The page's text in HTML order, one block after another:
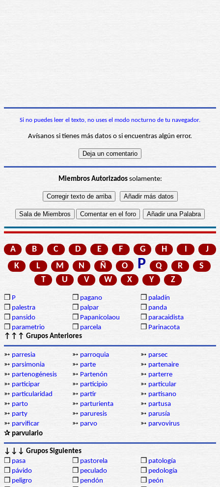
Si no puedes leer el texto, no uses el modo nocturno de tu navegador.
Avísanos si tienes más datos o si encuentras algún error.
Miembros Autorizadossolamente:
A B C D E F G H I
J
K
L M N Ñ O P Q R
S
T
U V W X Y Z
❒ P ❒ pagano ❒ paladín
❒ palestra ❒ palpar ❒ panda
❒ pansido ❒ Papanicolaou ❒ paracaidista
❒ parametrio ❒ parcela ❒ Parinacota
↑↑↑ Grupos Anteriores
➳ parresia ➳ parroquia ➳ parsec
➳ parsimonia ➳ parte ➳ partenaire
➳ partenogénesis ➳ Partenón ➳ parterre
➳ participar ➳ participio ➳ particular
➳ particularidad ➳ partir ➳ partisano
➳ parto ➳ parturienta ➳ partusa
➳ party ➳ paruresis ➳ parusía
➳ parvificar ➳ parvo ➳ parvovirus
✰ parvulario
↓↓↓ Grupos Siguientes
❒ pasa ❒ pastorela ❒ patología
❒ pávido ❒ peculado ❒ pedología
❒ peligro ❒ pendón ❒ peón